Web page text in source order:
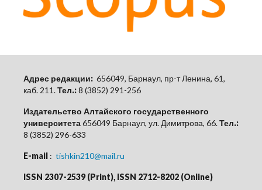
Адрес редакции: 656049, Барнаул, пр-т Ленина, 61,
каб. 211.Тел.:8 (3852) 291-256
Издательство Алтайского государственного
университета656049 Барнаул, ул. Димитрова, 66.Тел.:
8 (3852) 296-633
E-mail : tishkin210@mail.ru
ISSN 2307-2539 (Print), ISSN 2712-8202 (Online)